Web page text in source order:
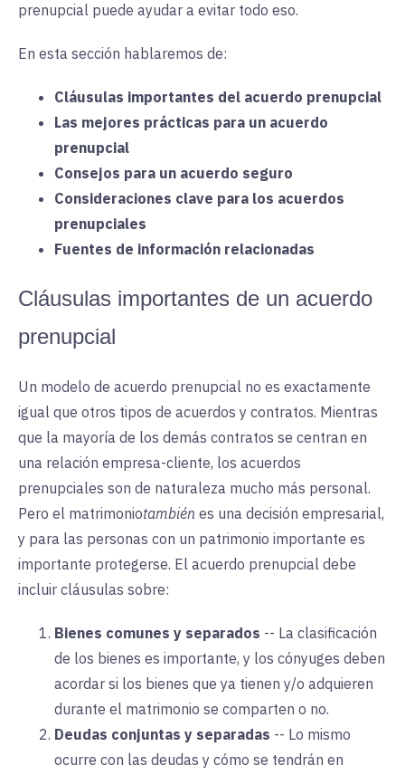
prenupcial puede ayudar a evitar todo eso.
En esta sección hablaremos de:
Cláusulas importantes del acuerdo prenupcial
Las mejores prácticas para un acuerdo
prenupcial
Consejos para un acuerdo seguro
Consideraciones clave para los acuerdos
prenupciales
Fuentes de información relacionadas
Cláusulas importantes de un acuerdo
prenupcial
Un modelo de acuerdo prenupcial no es exactamente
igual que otros tipos de acuerdos y contratos. Mientras
que la mayoría de los demás contratos se centran en
una relación empresa-cliente, los acuerdos
prenupciales son de naturaleza mucho más personal.
Pero el matrimoniotambién es una decisión empresarial,
y para las personas con un patrimonio importante es
importante protegerse. El acuerdo prenupcial debe
incluir cláusulas sobre:
Bienes comunes y separados -- La clasificación
de los bienes es importante, y los cónyuges deben
acordar si los bienes que ya tienen y/o adquieren
durante el matrimonio se comparten o no.
Deudas conjuntas y separadas -- Lo mismo
ocurre con las deudas y cómo se tendrán en